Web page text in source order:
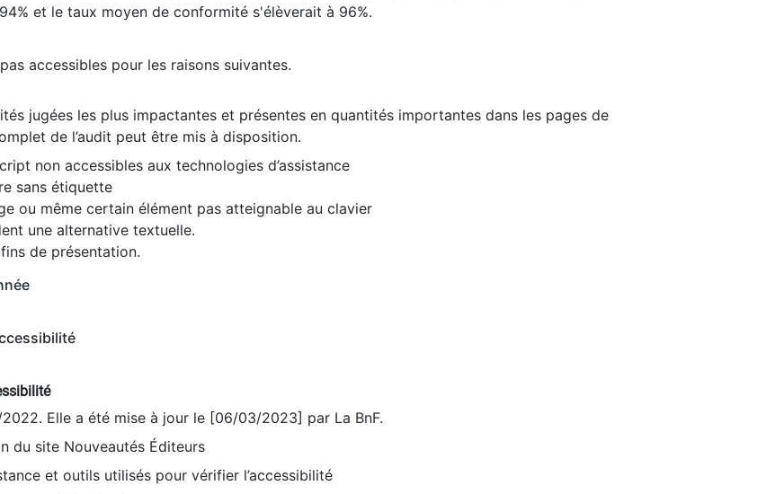
et le taux moyen de conformité s'élèverait à 96%.
accessibles pour les raisons suivantes.
jugées les plus impactantes et présentes en quantités importantes dans les pages de
de l’audit peut être mis à disposition.
non accessibles aux technologies d’assistance
sans étiquette
ou même certain élément pas atteignable au clavier
une alternative textuelle.
de présentation.
Elle a été mise à jour le [06/03/2023] par La BnF.
du site Nouveautés Éditeurs
et outils utilisés pour vérifier l’accessibilité